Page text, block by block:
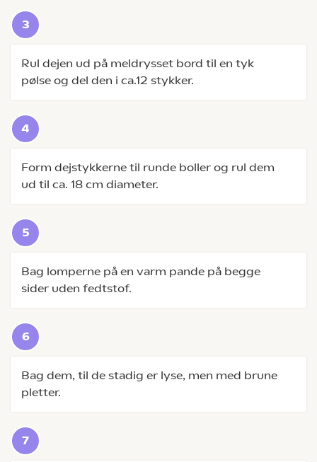
Rul dejen ud på meldrysset bord til en tyk
pølse og del den i ca.12 stykker.
Form dejstykkerne til runde boller og rul dem
ud til ca. 18 cm diameter.
Bag lomperne på en varm pande på begge
sider uden fedtstof.
Bag dem, til de stadig er lyse, men med brune
pletter.